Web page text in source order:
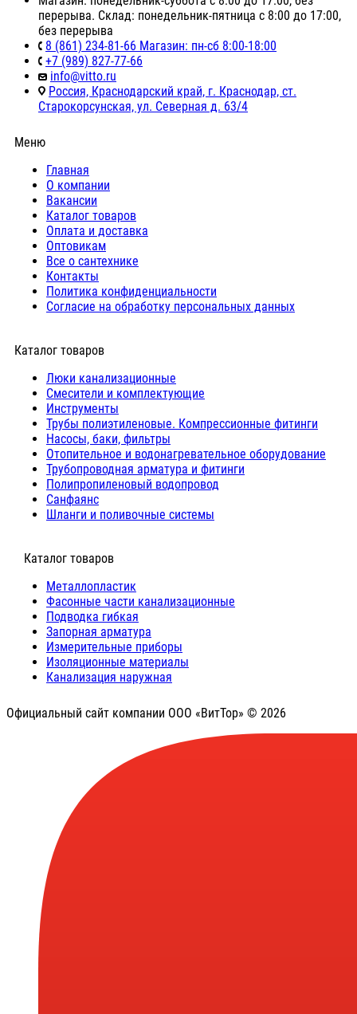
перерыва. Склад: понедельник-пятница с 8:00 до 17:00,
без перерыва
8 (861) 234-81-66 Магазин: пн-сб 8:00-18:00
+7 (989) 827-77-66
info@vitto.ru
Россия, Краснодарский край, г. Краснодар, ст.
Старокорсунская, ул. Северная д. 63/4
Меню
Главная
О компании
Вакансии
Каталог товаров
Оплата и доставка
Оптовикам
Все о сантехнике
Контакты
Политика конфиденциальности
Согласие на обработку персональных данных
Каталог товаров
Люки канализационные
Cмесители и комплектующие
Инструменты
Трубы полиэтиленовые. Компрессионные фитинги
Насосы, баки, фильтры
Отопительное и водонагревательное оборудование
Трубопроводная арматура и фитинги
Полипропиленовый водопровод
Санфаянс
Шланги и поливочные системы
⠀Каталог товаров
Металлопластик
Фасонные части канализационные
Подводка гибкая
Запорная арматура
Измерительные приборы
Изоляционные материалы
Канализация наружная
Официальный сайт компании ООО «ВитТор» © 2026